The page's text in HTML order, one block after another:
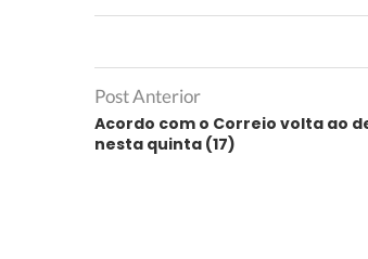
Post Anterior
Acordo com o Correio volta ao
nesta quinta (17)